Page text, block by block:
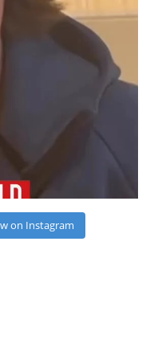
on Instagram